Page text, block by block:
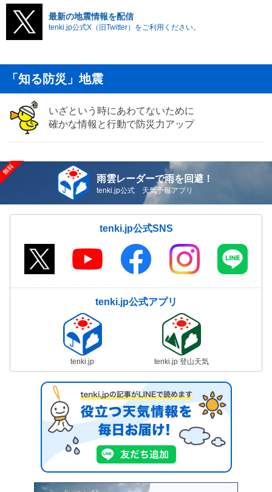
最新の地震情報を配信
tenki.jp公式X（旧Twitter）をご利用ください。
「知る防災」地震
いざという時にあわてないために
確かな情報と行動で防災力アップ
雨雲レーダーで雨を回避！
tenki.jp公式 天気予報アプリ
tenki.jp公式SNS
tenki.jp公式アプリ
tenki.jp tenki.jp 登山天気